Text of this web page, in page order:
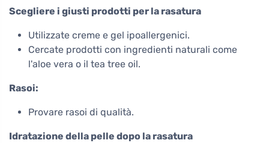
Scegliere i giusti prodotti per la rasatura
Utilizzate creme e gel ipoallergenici.
Cercate prodotti con ingredienti naturali come
l'aloe vera o il tea tree oil.
Rasoi:
Provare rasoi di qualità.
Idratazione della pelle dopo la rasatura